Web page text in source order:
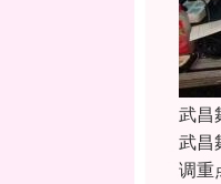
武昌
武昌
调重